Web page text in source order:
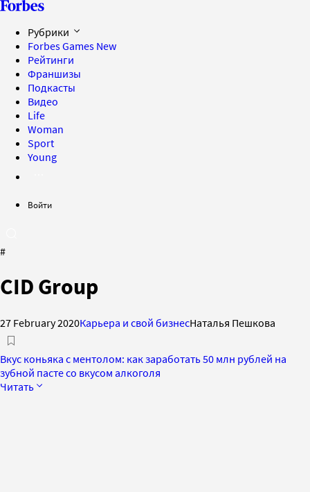
Рубрики
Forbes Games New
Рейтинги
Франшизы
Подкасты
Видео
Life
Woman
Sport
Young
Войти
#
CID Group
27 February 2020Карьера и свой бизнесНаталья Пешкова
Вкус коньяка с ментолом: как заработать 50 млн рублей на
зубной пасте со вкусом алкоголя
Читать